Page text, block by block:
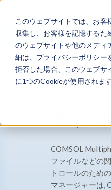
このウェブサイトでは、お
収集し、お客様を記憶するた
のウェブサイトや他のメディ
細は、プライバシーポリシー
拒否した場合、このウェブサ
に1つのCookieが使用されます
製品COMSOL
COMSOL
ファイルなどの
トロールのため
マネージャーは,